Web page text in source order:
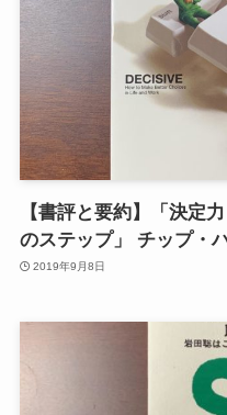
【書評と要約】「決定
のステップ」 チップ・
2019年9月8日